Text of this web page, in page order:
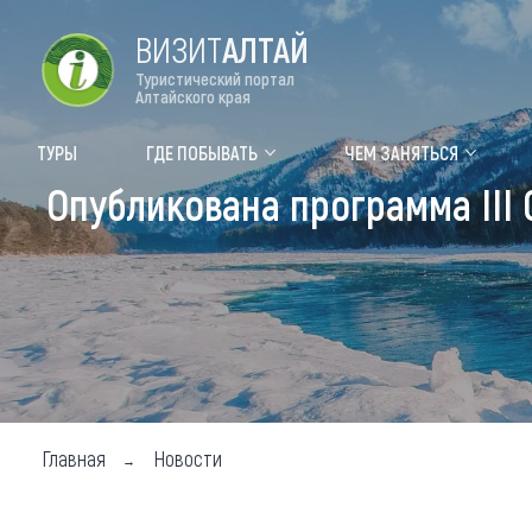
Форум VISIT ALTAI
Туры Где
Топ
ВИЗИТАЛТАЙ
Туристический портал
Алтайского края
ТУРЫ ГДЕ ПОБЫВАТЬ ЧЕМ ЗАНЯТЬСЯ
Опубликована программа
Главная Новости